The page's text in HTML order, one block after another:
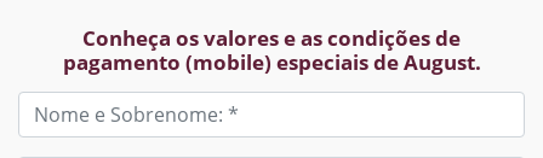
Conheça os valores e as condições de
pagamento (mobile) especiais de August.